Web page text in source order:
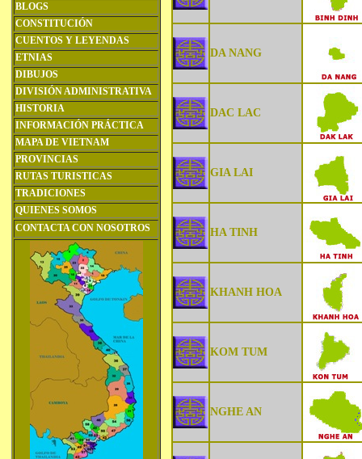
BLOGS
CONSTITUCIÓN
CUENTOS Y LEYENDAS
ETNIAS
DIBUJOS
DIVISIÓN ADMINISTRATIVA
HISTORIA
INFORMACIÓN PRÁCTICA
MAPA DE VIETNAM
PROVINCIAS
RUTAS TURISTICAS
TRADICIONES
QUIENES SOMOS
CONTACTA CON NOSOTROS
DA NANG
DAC LAC
GIA LAI
HA TINH
KHANH HOA
KOM TUM
NGHE AN